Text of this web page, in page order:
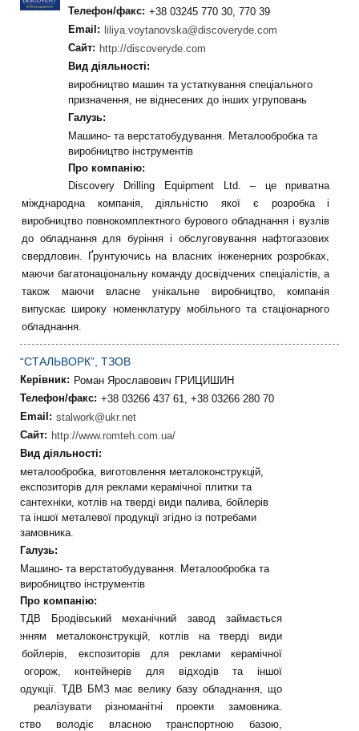
Телефон/факс: +38 03245 770 30, 770 39
Email: liliya.voytanovska@discoveryde.com
Сайт: http://discoveryde.com
Вид діяльності:
виробництво машин та устаткування спеціального
призначення, не віднесених до інших угруповань
Галузь:
Машино- та верстатобудування. Металообробка та
виробництво інструментів
Про компанію:
Discovery Drilling Equipment Ltd. – це приватна
міжднародна компанія, діяльністю якої є розробка і
виробництво повнокомплектного бурового обладнання і вузлів
до обладнання для буріння і обслуговування нафтогазових
свердловин. Ґрунтуючись на власних інженерних розробках,
маючи багатонаціональну команду досвідчених спеціалістів, а
також маючи власне унікальне виробництво, компанія
випускає широку номенклатуру мобільного та стаціонарного
обладнання.
“СТАЛЬВОРК”, ТЗОВ
Керівник: Роман Ярославович ГРИЦИШИН
Телефон/факс: +38 03266 437 61, +38 03266 280 70
Email: stalwork@ukr.net
Сайт: http://www.romteh.com.ua/
Вид діяльності:
металообробка, виготовлення металоконструкцій,
експозиторів для реклами керамічної плитки та
сантехніки, котлів на тверді види палива, бойлерів
та іншої металевої продукції згідно із потребами
замовника.
Галузь:
Машино- та верстатобудування. Металообробка та
виробництво інструментів
Про компанію:
ТДВ Бродівський механічний завод займається
металоконструкцій, котлів на тверді види
бойлерів, експозиторів для реклами керамічної
огорож, контейнерів для відходів та іншої
ТДВ БМЗ має велику базу обладнання, що
реалізувати різноманітні проекти замовника.
володіє власною транспортною базою,